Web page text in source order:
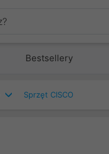
Bestsellery
Sprzęt CISCO